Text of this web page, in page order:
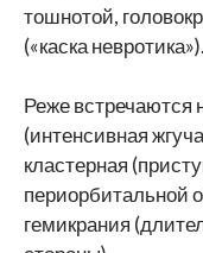
тошнотой,
(«каска невротика»).
Реже встречаются
(интенсивная
кластерная
периорбитальной
гемикрания